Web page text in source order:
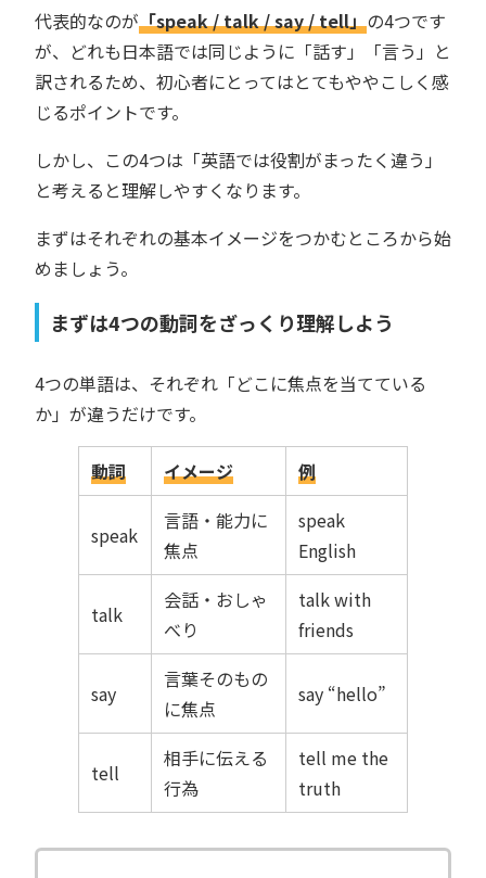
代表的なのが「speak / talk / say / tell」の4つです
が、どれも日本語では同じように「話す」「言う」と
訳されるため、初心者にとってはとてもややこしく感
じるポイントです。
しかし、この4つは「英語では役割がまったく違う」
と考えると理解しやすくなります。
まずはそれぞれの基本イメージをつかむところから始
めましょう。
まずは4つの動詞をざっくり理解しよう
4つの単語は、それぞれ「どこに焦点を当てている
か」が違うだけです。
動詞 イメージ 例
speak
言語・能力に
焦点
speak
English
talk
会話・おしゃ
べり
talk with
friends
say
言葉そのもの
に焦点
say “hello”
tell
相手に伝える
行為
tell me the
truth